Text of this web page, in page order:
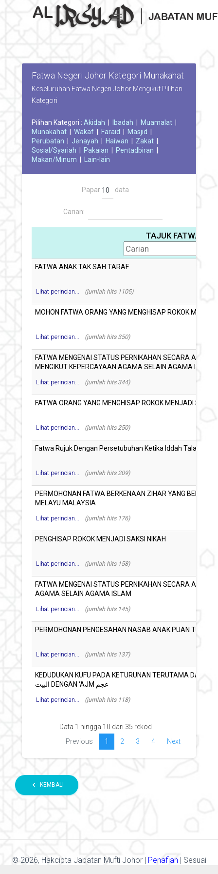
Toggle navigation
Fatwa Negeri Johor Kategori Munakahat
Keseluruhan Fatwa Negeri Johor Mengikut Pilihan
Kategori
Pilihan Kategori : Akidah Ibadah Muamalat
Munakahat
Wakaf Faraid Masjid
Perubatan
Jenayah Haiwan Zakat
Sosial/Syariah
Pakaian Pentadbiran
Makan/Minum
Lain-lain
Papar data
Carian:
TAJUK FATWA
Lihat perincian... (jumlah hits 1105)
Lihat perincian... (jumlah hits 350)
Lihat perincian... (jumlah hits 344)
Lihat perincian... (jumlah hits 250)
Lihat perincian... (jumlah hits 209)
Lihat perincian... (jumlah hits 176)
Lihat perincian... (jumlah hits 158)
Lihat perincian... (jumlah hits 145)
Lihat perincian... (jumlah hits 137)
Lihat perincian... (jumlah hits 118)
Data 1 hingga 10 dari 35 rekod
Previous
1 2 3 4 Next
chevron_left KEMBALI
© 2026, Hakcipta Jabatan Mufti Johor | Penafian | Sesuai